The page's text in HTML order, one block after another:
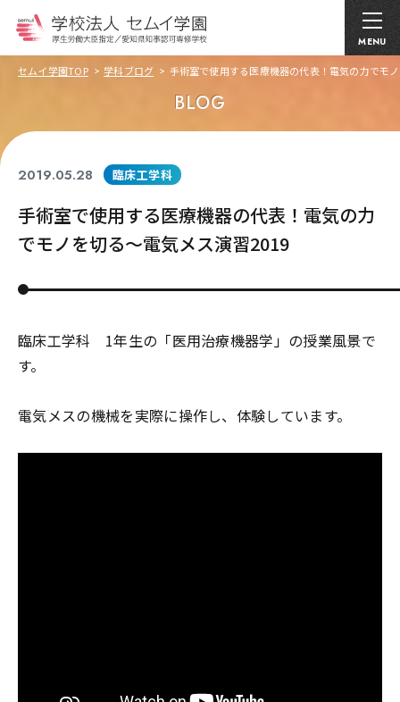
MENU
セムイ学園TOP 学科ブログ 手術室で使用する医療機器の代表！電気の力でモ
BLOG
2019.05.28 臨床工学科
手術室で使用する医療機器の代表！電気の力
でモノを切る～電気メス演習2019
臨床工学科 1年生の「医用治療機器学」の授業風景で
す。
電気メスの機械を実際に操作し、体験しています。